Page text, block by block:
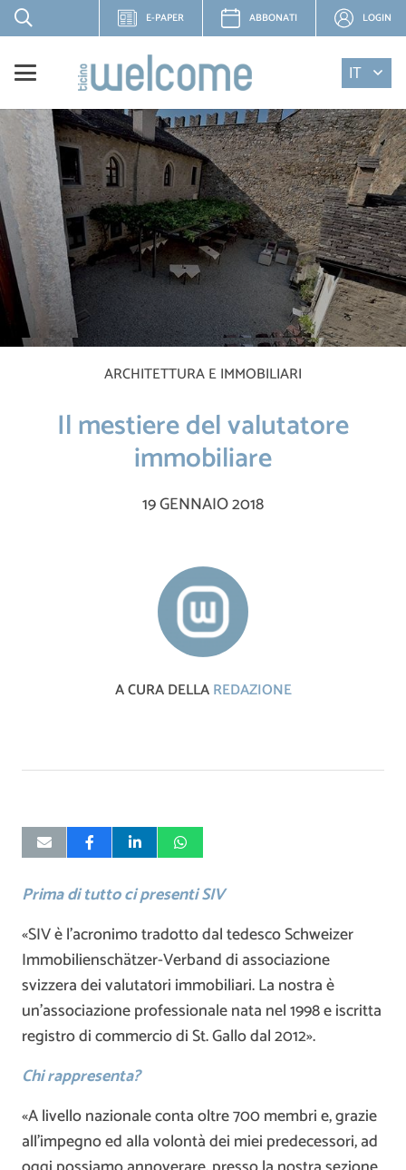
E-PAPER ABBONATI LOGIN
IT
ARCHITETTURA E IMMOBILIARI
Il mestiere del valutatore
immobiliare
19 GENNAIO 2018
A CURA DELLAREDAZIONE
Prima di tutto ci presenti SIV
«SIV è l’acronimo tradotto dal tedesco Schweizer
Immobilienschätzer-Verband di associazione
svizzera dei valutatori immobiliari. La nostra è
un’associazione professionale nata nel 1998 e iscritta
registro di commercio di St. Gallo dal 2012».
Chi rappresenta?
«A livello nazionale conta oltre 700 membri e, grazie
all’impegno ed alla volontà dei miei predecessori, ad